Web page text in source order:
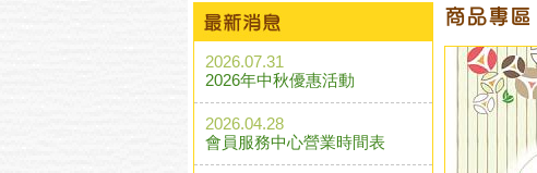
2026.07.31
2026年中秋優惠活動
2026.04.28
會員服務中心營業時間表